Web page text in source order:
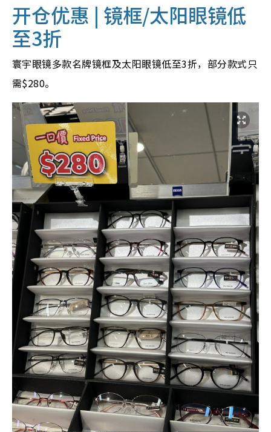
开仓优惠 | 镜框/太阳眼镜低
至3折
寰宇眼镜多款名牌镜框及太阳眼镜低至3折，部分款式只
需$280。